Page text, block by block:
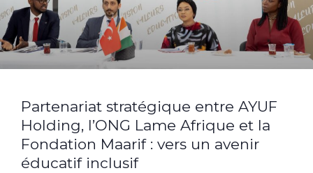
Partenariat stratégique entre AYUF
Holding, l’ONG Lame Afrique et la
Fondation Maarif : vers un avenir
éducatif inclusif